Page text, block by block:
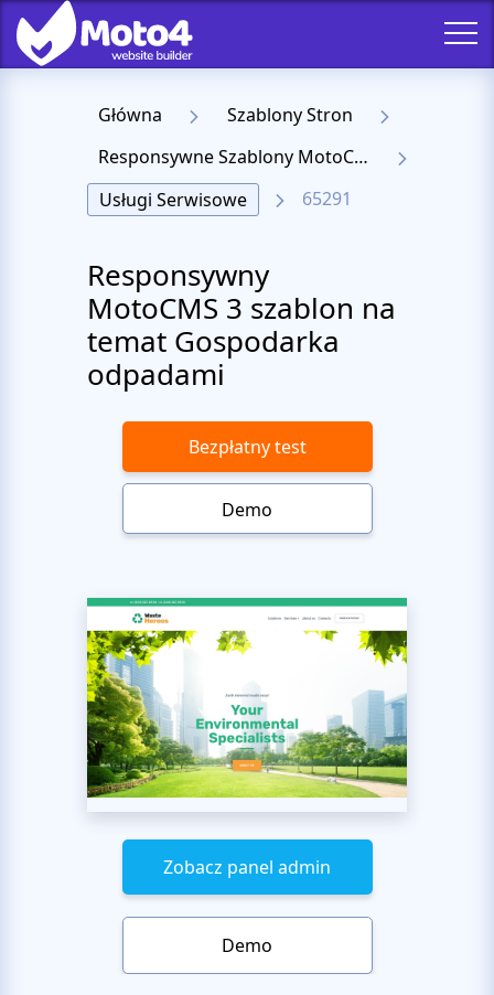
Główna
Szablony Stron
Responsywne Szablony MotoCMS 3
Usługi Serwisowe
65291
Responsywny
MotoCMS 3 szablon na
temat Gospodarka
odpadami
Bezpłatny test
Demo
Zobacz panel admin
Demo